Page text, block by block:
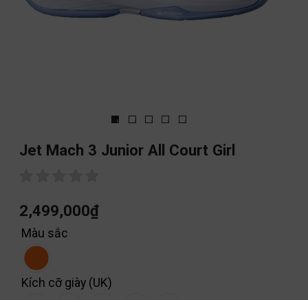
Jet Mach 3 Junior All Court Girl
2,499,000₫
Màu sắc
Kích cỡ giày (UK)